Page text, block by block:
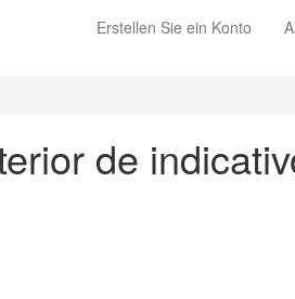
Erstellen Sie ein Konto
de